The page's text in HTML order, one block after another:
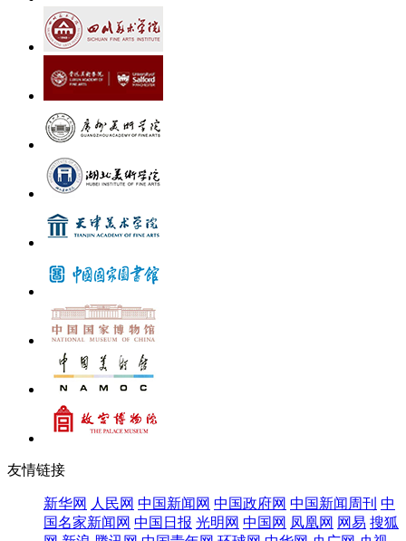
友情链接
新华网 人民网 中国新闻网 中国政府网 中国新闻周刊 中
国名家新闻网 中国日报 光明网 中国网 凤凰网 网易 搜狐